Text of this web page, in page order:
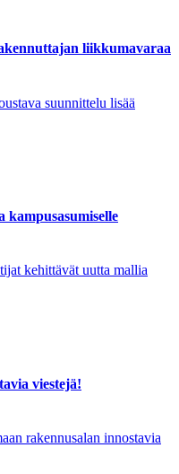
liikkumavaraa
suunnittelu lisää
kehittävät uutta mallia
viestejä!
rakennusalan innostavia